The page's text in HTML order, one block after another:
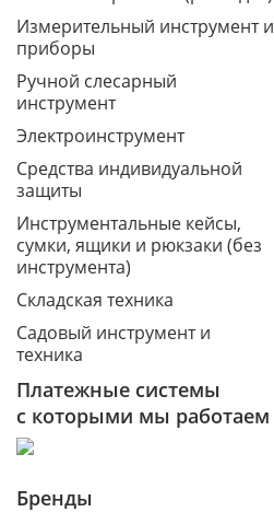
Измерительный инструмент и
приборы
Ручной слесарный
инструмент
Электроинструмент
Средства индивидуальной
защиты
Инструментальные кейсы,
сумки, ящики и рюкзаки (без
инструмента)
Складская техника
Садовый инструмент и
техника
Платежные системы
с которыми мы работаем
Бренды